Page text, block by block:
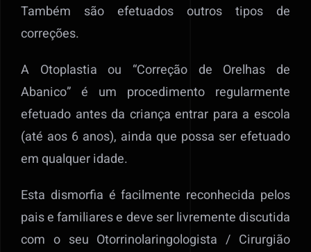
Também são efetuados outros tipos de
correções.
A Otoplastia ou “Correção de Orelhas de
Abanico” é um procedimento regularmente
efetuado antes da criança entrar para a escola
(até aos 6 anos), ainda que possa ser efetuado
em qualquer idade.
Esta dismorfia é facilmente reconhecida pelos
pais e familiares e deve ser livremente discutida
com o seu Otorrinolaringologista / Cirurgião